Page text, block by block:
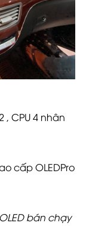
, CPU 4 nhân
cấp OLEDPro
bán chạy